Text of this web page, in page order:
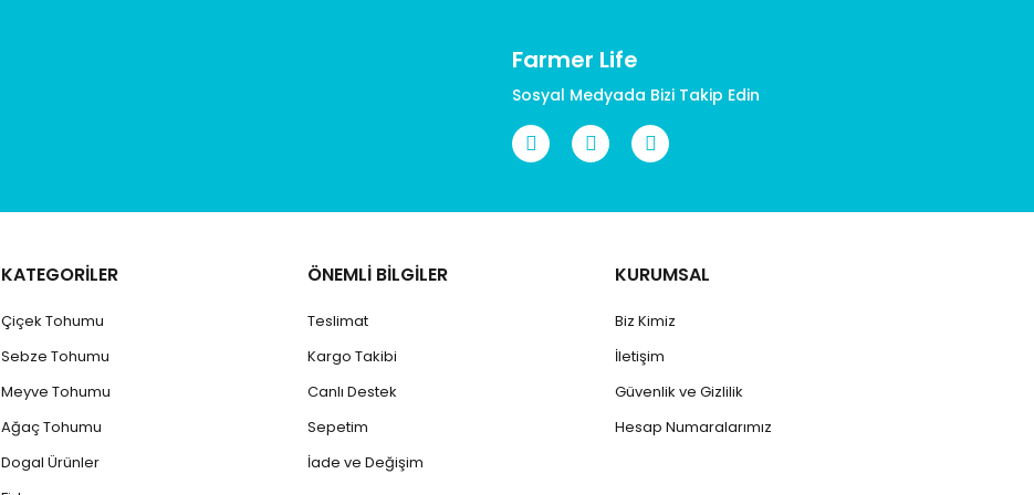
Farmer Life
Sosyal Medyada Bizi Takip Edin
KATEGORİLER
Çiçek Tohumu
Sebze Tohumu
Meyve Tohumu
Ağaç Tohumu
Dogal Ürünler
ÖNEMLİ BİLGİLER
Teslimat
Kargo Takibi
Canlı Destek
Sepetim
İade ve Değişim
KURUMSAL
Biz Kimiz
İletişim
Güvenlik ve Gizlilik
Hesap Numaralarımız